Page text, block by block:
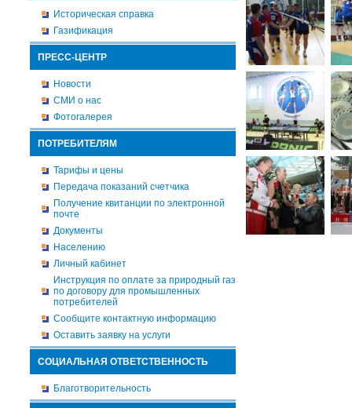
Историческая справка
Газификация
ПРЕСС-ЦЕНТР
Новости
СМИ о нас
Фотогалерея
ПОТРЕБИТЕЛЯМ
Тарифы и цены
Передача показаний счетчика
Получение квитанции по электронной
почте
Документы
Населению
Личный кабинет
Инструкция по оплате за природный газ
по договору для промышленных
потребителей
Сообщите контактную информацию
Оставить заявку на услуги
СОЦИАЛЬНАЯ ОТВЕТСТВЕННОСТЬ
Благотворительность